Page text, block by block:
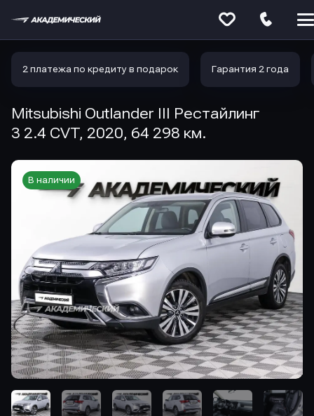
2 платежа по кредиту в подарок Гарантия 2 года
Mitsubishi Outlander III Рестайлинг
3 2.4 CVT, 2020, 64 298 км.
В наличии